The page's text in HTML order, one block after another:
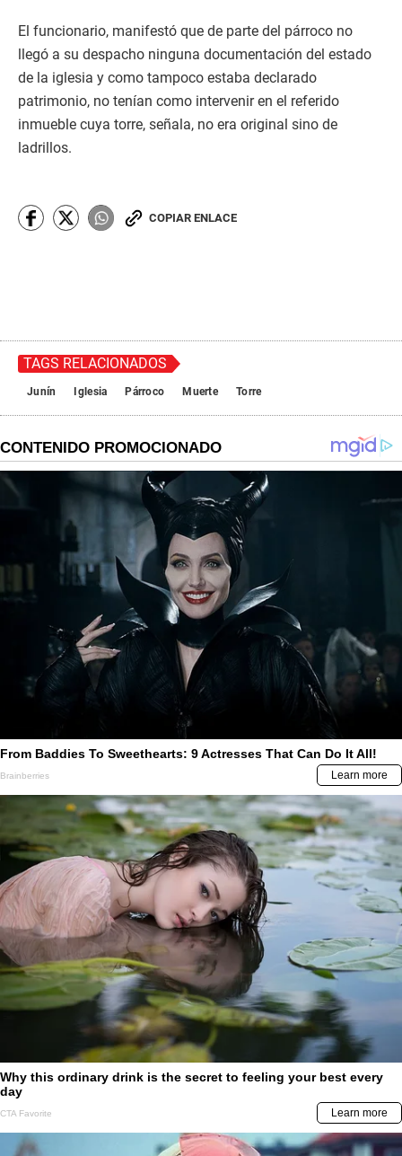
El funcionario, manifestó que de parte del párroco no
llegó a su despacho ninguna documentación del estado
de la iglesia y como tampoco estaba declarado
patrimonio, no tenían como intervenir en el referido
inmueble cuya torre, señala, no era original sino de
ladrillos.
COPIAR ENLACE
TAGS RELACIONADOS
Junín Iglesia Párroco Muerte Torre